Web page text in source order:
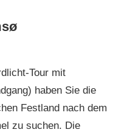
Tour mit
haben Sie die
Festland nach dem
zu suchen. Die